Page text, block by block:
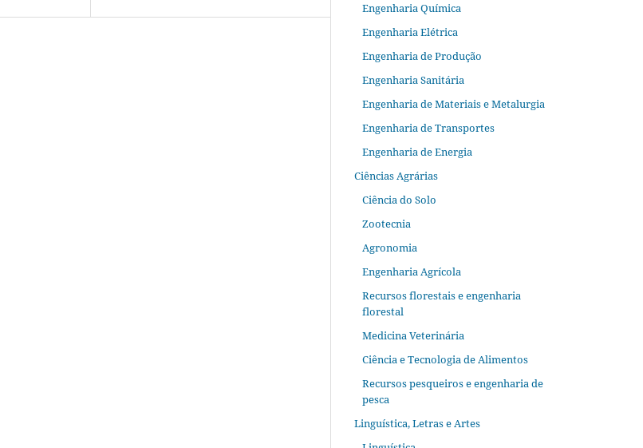
Engenharia Química
Engenharia Elétrica
Engenharia de Produção
Engenharia Sanitária
Engenharia de Materiais e Metalurgia
Engenharia de Transportes
Engenharia de Energia
Ciências Agrárias
Ciência do Solo
Zootecnia
Agronomia
Engenharia Agrícola
Recursos florestais e engenharia
florestal
Medicina Veterinária
Ciência e Tecnologia de Alimentos
Recursos pesqueiros e engenharia de
pesca
Linguística, Letras e Artes